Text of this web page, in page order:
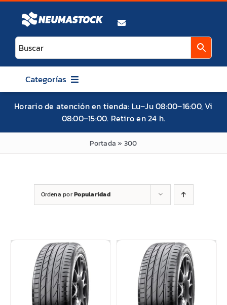
Saltar
contenido
Categorías
AUTO
CAMIONETA / SUV / 4X4
ATV / UTV / SXS
BICICLETA
MITAS
OFERTAS
PREVENTA/KITS
UBICACIÓN
Horario de atención en tienda: Lu–Ju 08:00–16:00, Vi
08:00–15:00. Retiro en 24 h.
Portada» 300
Ordena porPopularidad